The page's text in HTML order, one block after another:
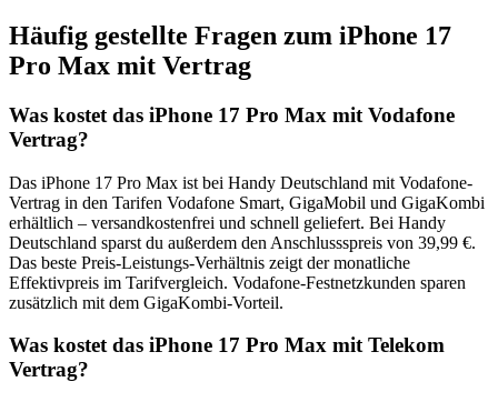
Häufig gestellte Fragen zum iPhone 17
Pro Max mit Vertrag
Was kostet das iPhone 17 Pro Max mit Vodafone
Vertrag?
Das iPhone 17 Pro Max ist bei Handy Deutschland mit Vodafone-
Vertrag in den Tarifen Vodafone Smart, GigaMobil und GigaKombi
erhältlich – versandkostenfrei und schnell geliefert. Bei Handy
Deutschland sparst du außerdem den Anschlussspreis von 39,99 €.
Das beste Preis-Leistungs-Verhältnis zeigt der monatliche
Effektivpreis im Tarifvergleich. Vodafone-Festnetzkunden sparen
zusätzlich mit dem GigaKombi-Vorteil.
Was kostet das iPhone 17 Pro Max mit Telekom
Vertrag?